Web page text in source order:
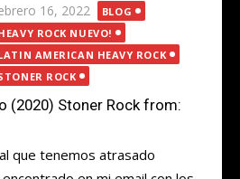
16, 2022
BLOG
ROCK NUEVO!
AMERICAN HEAVY ROCK
ROCK
(2020) Stoner Rock from:
que tenemos atrasado